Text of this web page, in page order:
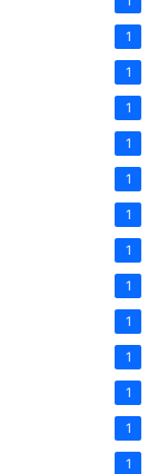
1
1
1
1
1
1
1
1
1
1
1
1
1